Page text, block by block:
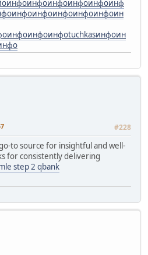
инфоинфоинфоинфоинфоинф
инфоинфоинфоинфоинфоин
инфоинфоинфоtuchkasинфоин
#228
to source for insightful and well-
for consistently delivering
step 2 qbank